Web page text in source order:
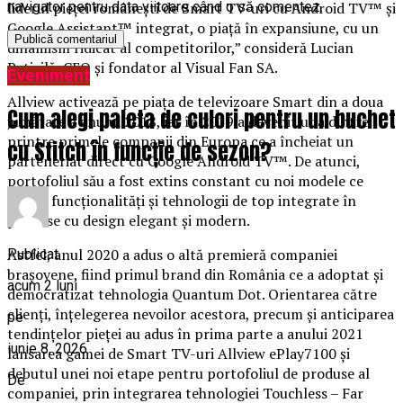
liderul pieței românești de Smart TV-uri cu Android TV™ și
Google Assistant™ integrat, o piață în expansiune, cu un
dinamism ridicat al competitorilor,” consideră Lucian
Peticilă, CEO și fondator al Visual Fan SA.
Allview activează pe piața de televizoare Smart din a doua
jumătate a anului 2018, iar în 2019 a devenit una dintre
printre primele companii din Europa ce a încheiat un
parteneriat direct cu Google Android TV™. De atunci,
portofoliul său a fost extins constant cu noi modele ce
includ funcționalități și tehnologii de top integrate în
produse cu design elegant și modern.
Astfel, anul 2020 a adus o altă premieră companiei
brașovene, fiind primul brand din România ce a adoptat și
democratizat tehnologia Quantum Dot. Orientarea către
clienți, înțelegerea nevoilor acestora, precum și anticiparea
tendințelor pieței au adus în prima parte a anului 2021
lansarea gamei de Smart TV-uri Allview ePlay7100 și
debutul unei noi etape pentru portofoliul de produse al
companiei, prin integrarea tehnologiei Touchless – Far
navigator pentru data viitoare când o să comentez.
Eveniment
Cum alegi paleta de culori pentru un buchet
cu Stitch în funcție de sezon?
Publicat
acum 2 luni
pe
iunie 8, 2026
De